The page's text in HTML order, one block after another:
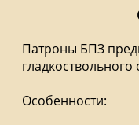
Патроны БПЗ
Особенности: